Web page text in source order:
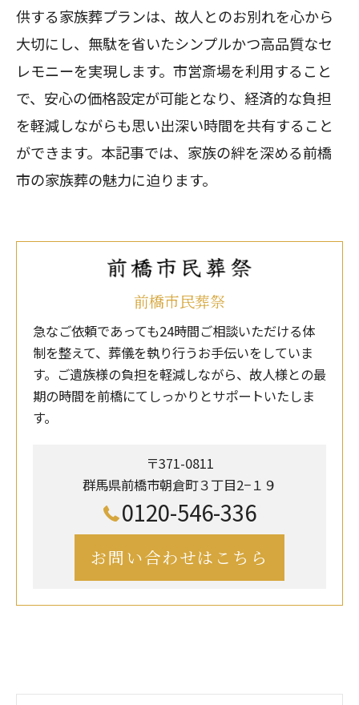
供する家族葬プランは、故人とのお別れを心から
大切にし、無駄を省いたシンプルかつ高品質なセ
レモニーを実現します。市営斎場を利用すること
で、安心の価格設定が可能となり、経済的な負担
を軽減しながらも思い出深い時間を共有すること
ができます。本記事では、家族の絆を深める前橋
市の家族葬の魅力に迫ります。
前橋市民葬祭
急なご依頼であっても24時間ご相談いただける体
制を整えて、葬儀を執り行うお手伝いをしていま
す。ご遺族様の負担を軽減しながら、故人様との最
期の時間を前橋にてしっかりとサポートいたしま
す。
〒371-0811
群馬県前橋市朝倉町３丁目2−１９
0120-546-336
お問い合わせはこちら